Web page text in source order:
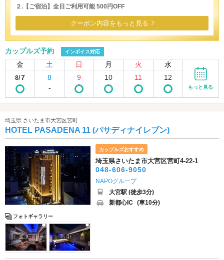
２.【ご宿泊】全日ご利用可能 500円OFF
クーポン内容をもっと見る
カップルズ予約 インボイス対応
金 土 日 月 火 水
8/7
8
-
9 10 11 12
もっと見る
埼玉県 さいたま市大宮区宮町
HOTEL PASADENA 11 (パサディナイレブン)
フォトギャラリー
カップルズおすすめ
埼玉県さいたま市大宮区宮町4-22-1
048-606-9050
NAPOグループ
大宮駅 (徒歩3分)
新都心IC (車10分)